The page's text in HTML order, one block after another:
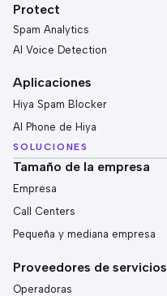
Protect
Spam Analytics
AI Voice Detection
Aplicaciones
Hiya Spam Blocker
AI Phone de Hiya
SOLUCIONES
Tamaño de la empresa
Empresa
Call Centers
Pequeña y mediana empresa
Proveedores de servicios
Operadoras